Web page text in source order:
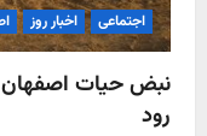
اجتماعی اخبار روز
نبض حیات اصفهان
رود